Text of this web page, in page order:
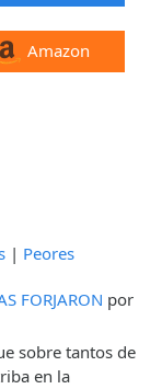
Amazon
| Peores
FORJARON por
sobre tantos de
en la